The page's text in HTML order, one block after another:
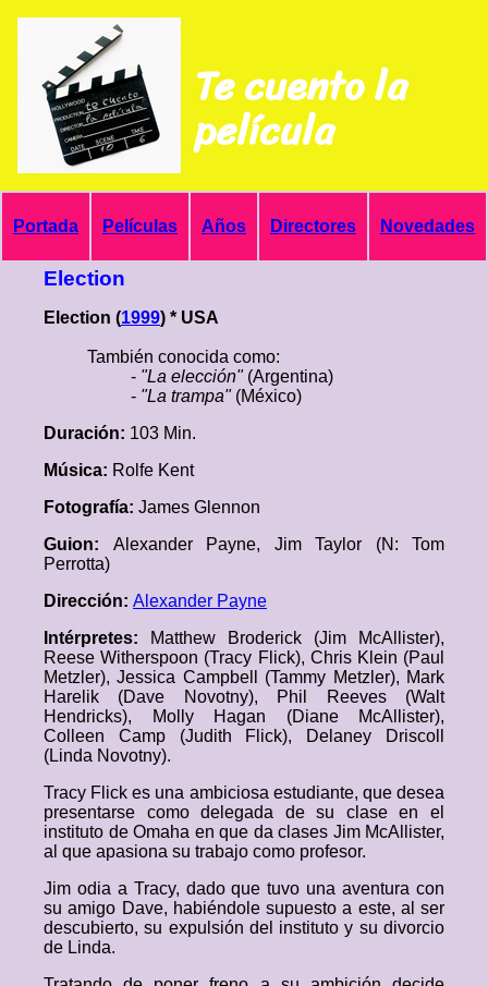
Te cuento la
película
Portada Películas Años Directores Novedades
Election
Election (1999) * USA
También conocida como:
- "La elección"(Argentina)
- "La trampa"(México)
Duración: 103 Min.
Música: Rolfe Kent
Fotografía: James Glennon
Guion: Alexander Payne, Jim Taylor (N: Tom
Perrotta)
Dirección: Alexander Payne
Intérpretes:
Matthew Broderick (Jim McAllister),
Reese Witherspoon (Tracy Flick), Chris Klein (Paul
Metzler), Jessica Campbell (Tammy Metzler), Mark
Harelik (Dave Novotny), Phil Reeves (Walt
Hendricks), Molly Hagan (Diane McAllister),
Colleen Camp (Judith Flick), Delaney Driscoll
(Linda Novotny).
Tracy Flick es una ambiciosa estudiante, que desea
presentarse como delegada de su clase en el
instituto de Omaha en que da clases Jim McAllister,
al que apasiona su trabajo como profesor.
Jim odia a Tracy, dado que tuvo una aventura con
su amigo Dave, habiéndole supuesto a este, al ser
descubierto, su expulsión del instituto y su divorcio
de Linda.